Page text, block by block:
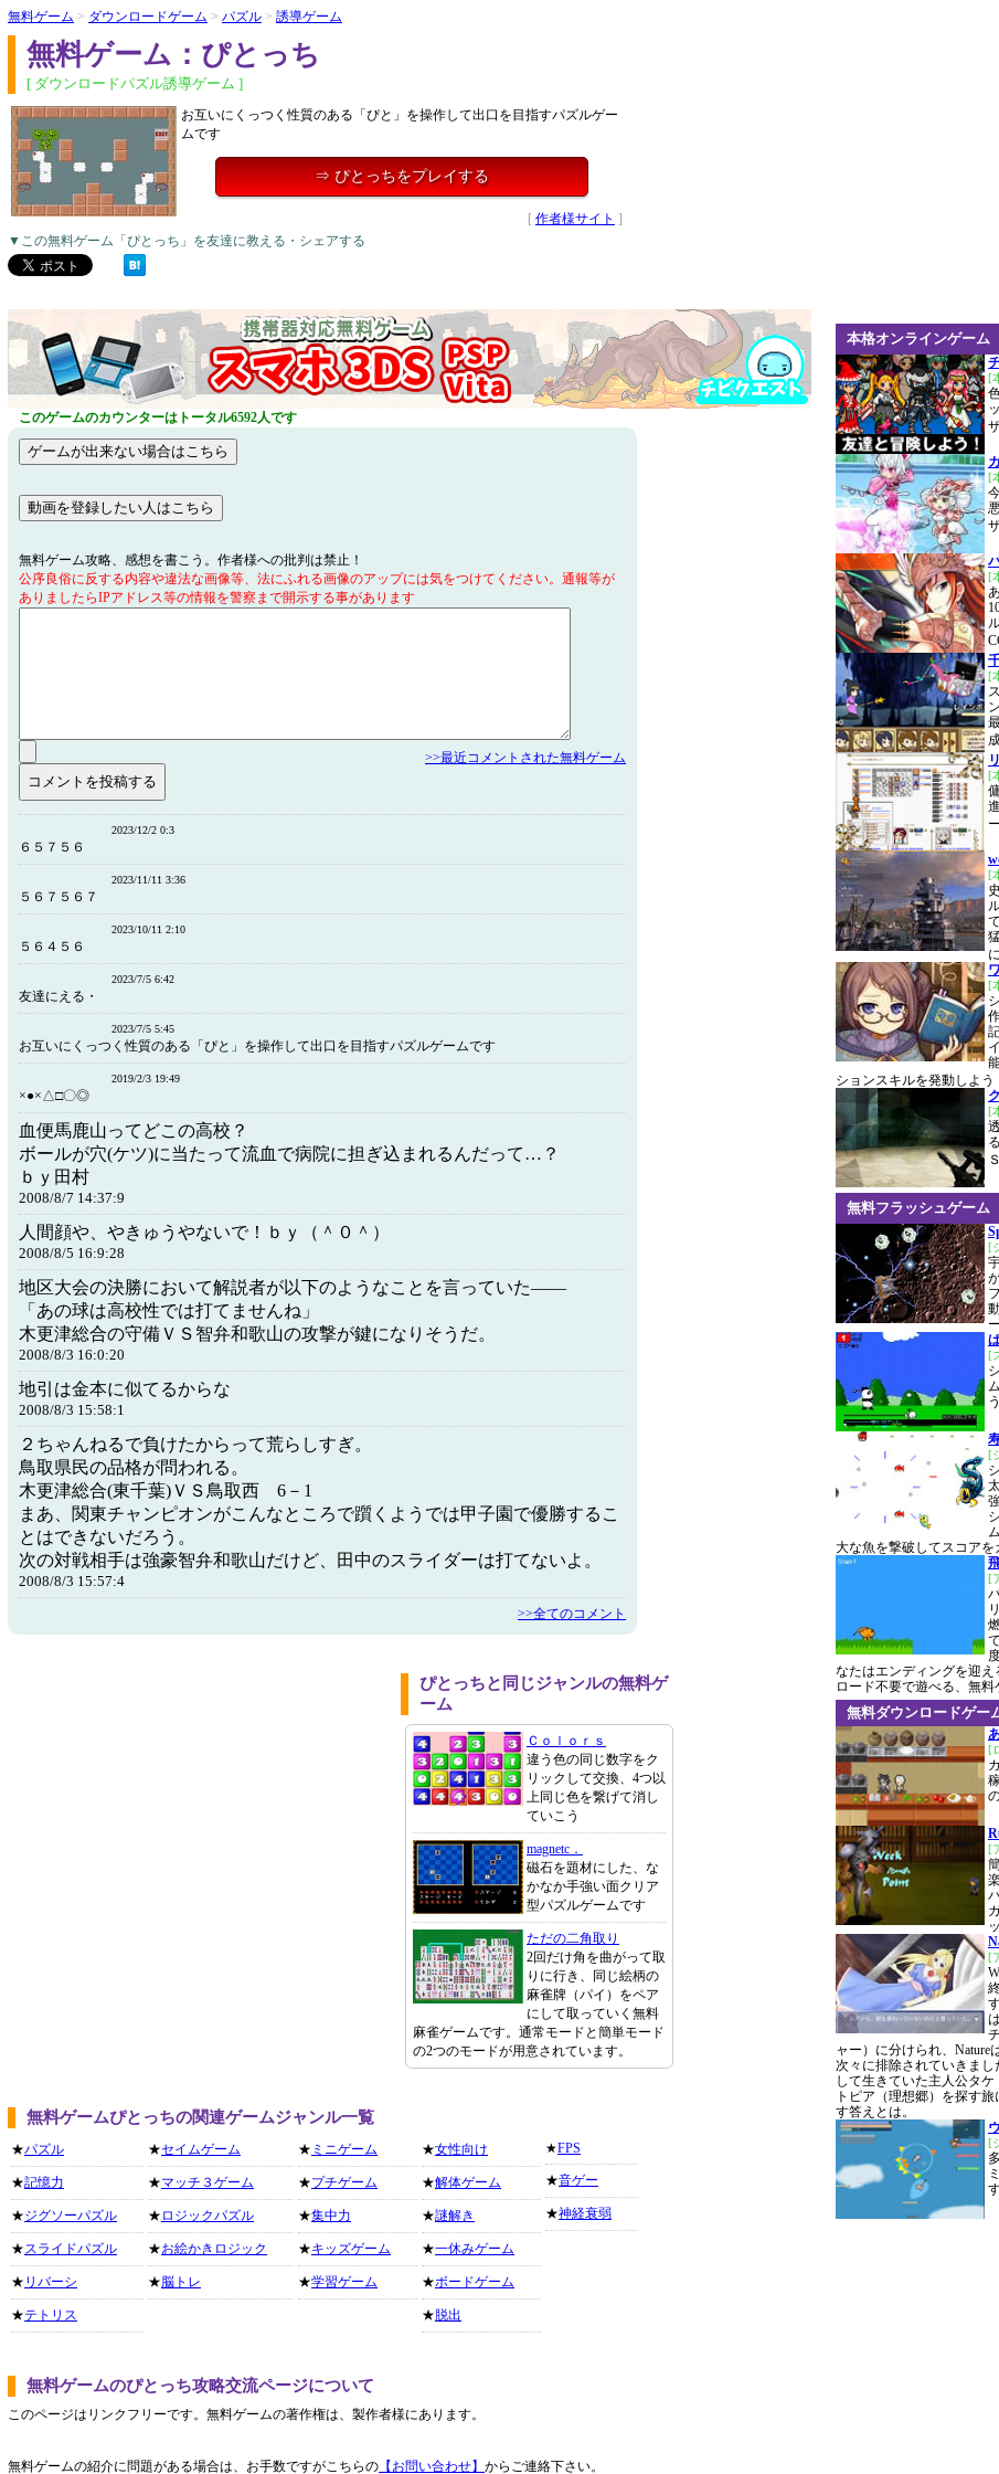
無料ゲーム > ダウンロードゲーム > パズル > 誘導ゲーム
無料ゲーム：ぴとっち
[ ダウンロードパズル誘導ゲーム ]
お互いにくっつく性質のある「ぴと」を操作して出口を目指すパズルゲー
ムです
⇒ ぴとっちをプレイする
[ 作者様サイト ]
▼この無料ゲーム「ぴとっち」を友達に教える・シェアする
このゲームのカウンターはトータル6592人です
無料ゲーム攻略、感想を書こう。作者様への批判は禁止！
公序良俗に反する内容や違法な画像等、法にふれる画像のアップには気をつけてください。通報等が
ありましたらIPアドレス等の情報を警察まで開示する事があります
>>最近コメントされた無料ゲーム
2023/12/2 0:3
６５７５６
2023/11/11 3:36
５６７５６７
2023/10/11 2:10
５６４５６
2023/7/5 6:42
友達にえる・
2023/7/5 5:45
お互いにくっつく性質のある「ぴと」を操作して出口を目指すパズルゲームです
2019/2/3 19:49
×●×△□〇◎
血便馬鹿山ってどこの高校？
ボールが穴(ケツ)に当たって流血で病院に担ぎ込まれるんだって…？
ｂｙ田村
2008/8/7 14:37:9
人間顔や、やきゅうやないで！ｂｙ（＾０＾）
2008/8/5 16:9:28
地区大会の決勝において解説者が以下のようなことを言っていた――
「あの球は高校性では打てませんね」
木更津総合の守備ＶＳ智弁和歌山の攻撃が鍵になりそうだ。
2008/8/3 16:0:20
地引は金本に似てるからな
2008/8/3 15:58:1
２ちゃんねるで負けたからって荒らしすぎ。
鳥取県民の品格が問われる。
木更津総合(東千葉)ＶＳ鳥取西 6－1
まあ、関東チャンピオンがこんなところで躓くようでは甲子園で優勝するこ
とはできないだろう。
次の対戦相手は強豪智弁和歌山だけど、田中のスライダーは打てないよ。
2008/8/3 15:57:4
>>全てのコメント
ぴとっちと同じジャンルの無料ゲ
ーム
Ｃｏｌｏｒｓ
違う色の同じ数字をク
リックして交換、4つ以
上同じ色を繋げて消し
ていこう
magnetc．
磁石を題材にした、な
かなか手強い面クリア
型パズルゲームです
ただの二角取り
2回だけ角を曲がって取
りに行き、同じ絵柄の
麻雀牌（パイ）をペア
にして取っていく無料
麻雀ゲームです。通常モードと簡単モード
の2つのモードが用意されています。
無料ゲームぴとっちの関連ゲームジャンル一覧
★パズル
★記憶力
★ジグソーパズル
★スライドパズル
★ リバーシ
★テトリス
★セイムゲーム
★マッチ３ゲーム
★ ロジックパズル
★お絵かきロジック
★脳トレ
★ ミニゲーム
★プチゲーム
★集中力
★キッズゲーム
★学習ゲーム
★女性向け
★解体ゲーム
★謎解き
★一休みゲーム
★ボードゲーム
★ 脱出
★FPS
★音ゲー
★神経衰弱
無料ゲームのぴとっち攻略交流ページについて
このページはリンクフリーです。無料ゲームの著作権は、製作者様にあります。
無料ゲームの紹介に問題がある場合は、お手数ですがこちらの 【お問い合わせ】 からご連絡下さい。
本格オンラインゲーム
[
[
[
[
[
[
[
ションスキルを発動しよう
[
無料フラッシュゲーム
[
[
[
大な魚を撃破してスコアを
[
なたはエンディングを迎
ロード不要で遊べる、無料
無料ダウンロードゲー
[
[
[
ャー）に分けられ、
次々に排除されていきま
して生きていた主人公タ
トピア（理想郷）を探す
す答えとは。
[